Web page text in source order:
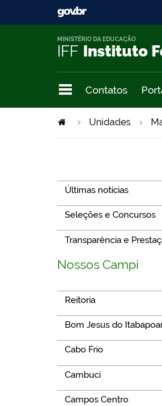
IFF Instituto
MINISTÉRIO DA EDUCAÇÃO
Contatos
Unidades
Últimas notícias
Seleções e Concursos
Transparência e
Nossos Campi
Reitoria
Bom Jesus do
Cabo Frio
Cambuci
Campos Centro